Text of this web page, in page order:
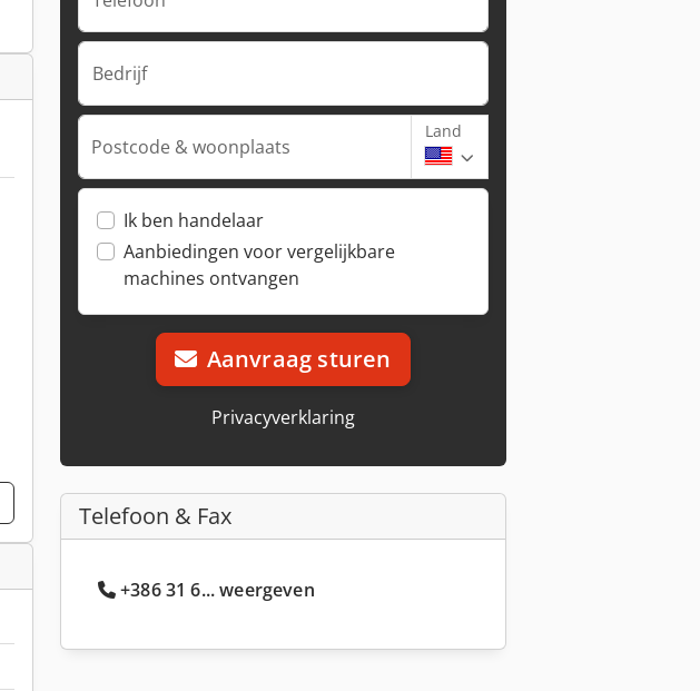
Bedrijf
Postcode & woonplaats
Land
Ik ben handelaar
Aanbiedingen voor vergelijkbare
machines ontvangen
Aanvraag sturen
Privacyverklaring
Telefoon & Fax
+386 31 6... weergeven